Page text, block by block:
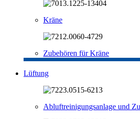
Kräne
Zubehören für Kräne
Lüftung
Abluftreinigungsanlage und